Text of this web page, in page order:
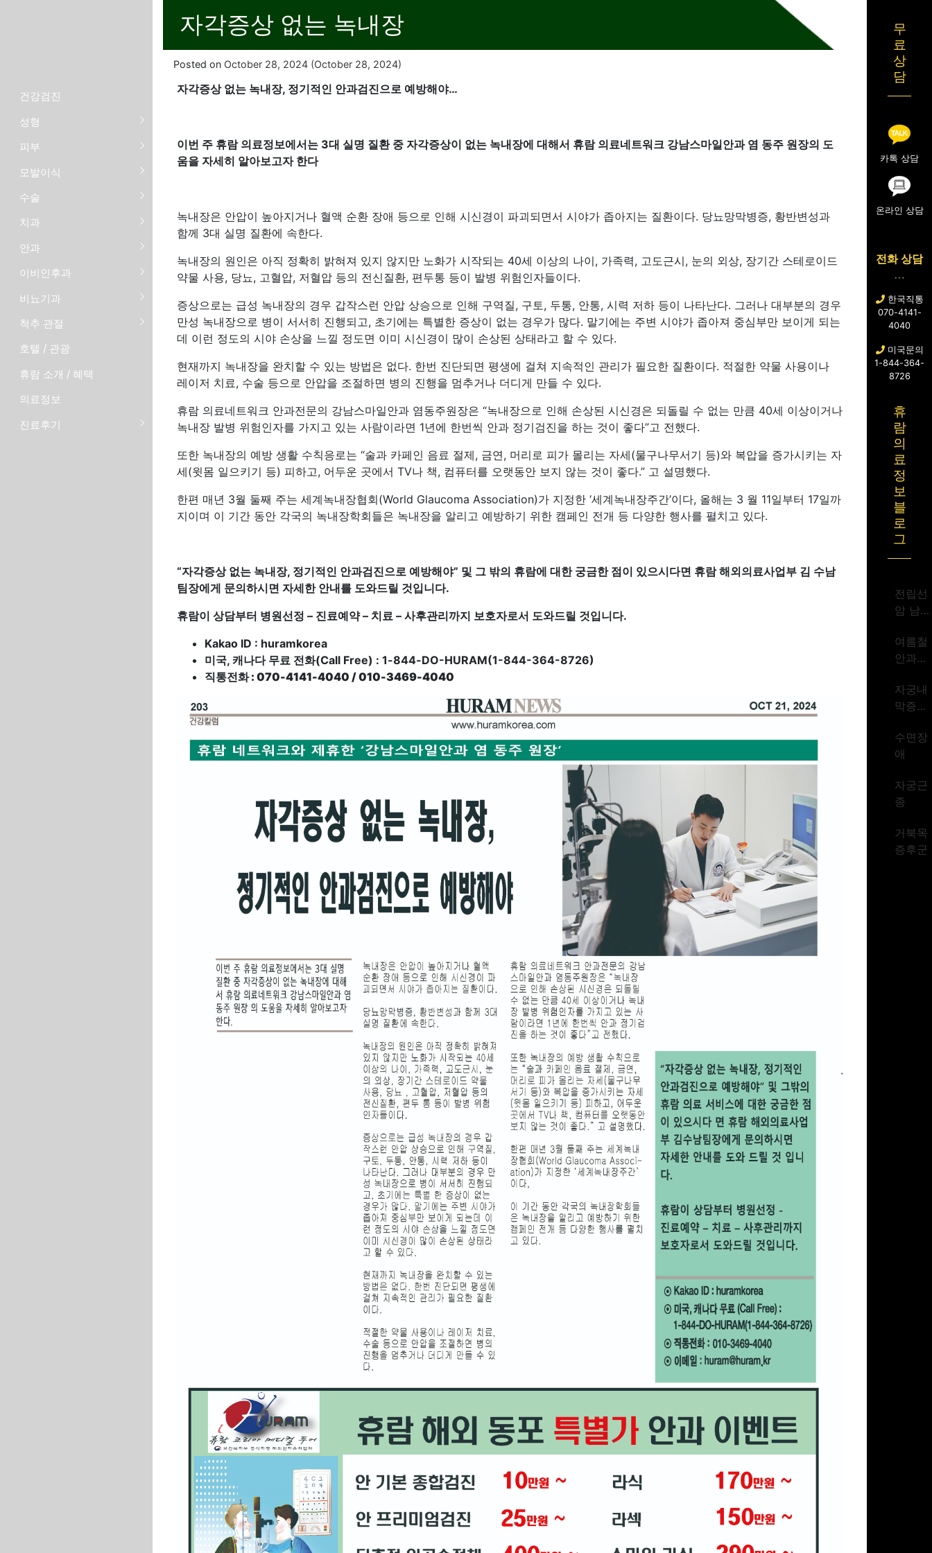
건강검진
성형
피부
모발이식
수술
치과
안과
이비인후과
비뇨기과
척추 관절
호텔 / 관광
휴람 소개 / 혜택
의료정보
진료후기
자각증상 없는 녹내장
Posted on October 28, 2024 (October 28, 2024)
자각증상 없는 녹내장, 정기적인 안과검진으로 예방해야…
이번 주 휴람 의료정보에서는 3대 실명 질환 중 자각증상이 없는 녹내장에 대해서 휴람 의료네트워크 강남스마일안과 염 동주 원장의 도
움을 자세히 알아보고자 한다
녹내장은 안압이 높아지거나 혈액 순환 장애 등으로 인해 시신경이 파괴되면서 시야가 좁아지는 질환이다. 당뇨망막병증, 황반변성과
함께 3대 실명 질환에 속한다.
녹내장의 원인은 아직 정확히 밝혀져 있지 않지만 노화가 시작되는 40세 이상의 나이, 가족력, 고도근시, 눈의 외상, 장기간 스테로이드
약물 사용, 당뇨, 고혈압, 저혈압 등의 전신질환, 편두통 등이 발병 위험인자들이다.
증상으로는 급성 녹내장의 경우 갑작스런 안압 상승으로 인해 구역질, 구토, 두통, 안통, 시력 저하 등이 나타난다. 그러나 대부분의 경우
만성 녹내장으로 병이 서서히 진행되고, 초기에는 특별한 증상이 없는 경우가 많다. 말기에는 주변 시야가 좁아져 중심부만 보이게 되는
데 이런 정도의 시야 손상을 느낄 정도면 이미 시신경이 많이 손상된 상태라고 할 수 있다.
현재까지 녹내장을 완치할 수 있는 방법은 없다. 한번 진단되면 평생에 걸쳐 지속적인 관리가 필요한 질환이다. 적절한 약물 사용이나
레이저 치료, 수술 등으로 안압을 조절하면 병의 진행을 멈추거나 더디게 만들 수 있다.
휴람 의료네트워크 안과전문의 강남스마일안과 염동주원장은 “녹내장으로 인해 손상된 시신경은 되돌릴 수 없는 만큼 40세 이상이거나
녹내장 발병 위험인자를 가지고 있는 사람이라면 1년에 한번씩 안과 정기검진을 하는 것이 좋다”고 전했다.
또한 녹내장의 예방 생활 수칙응로는 “술과 카페인 음료 절제, 금연, 머리로 피가 몰리는 자세(물구나무서기 등)와 복압을 증가시키는 자
세(윗몸 일으키기 등) 피하고, 어두운 곳에서 TV나 책, 컴퓨터를 오랫동안 보지 않는 것이 좋다.” 고 설명했다.
한편 매년 3월 둘째 주는 세계녹내장협회(World Glaucoma Association)가 지정한 ‘세계녹내장주간’이다, 올해는 3 월 11일부터 17일까
지이며 이 기간 동안 각국의 녹내장학회들은 녹내장을 알리고 예방하기 위한 캠페인 전개 등 다양한 행사를 펼치고 있다.
“자각증상 없는 녹내장, 정기적인 안과검진으로 예방해야” 및 그 밖의 휴람에 대한 궁금한 점이 있으시다면 휴람 해외의료사업부 김 수남
팀장에게 문의하시면 자세한 안내를 도와드릴 것입니다.
휴람이 상담부터 병원선정 – 진료예약 – 치료 – 사후관리까지 보호자로서 도와드릴 것입니다.
Kakao ID : huramkorea
미국, 캐나다 무료 전화(Call Free) : 1-844-DO-HURAM(1-844-364-8726)
직통전화 : 070-4141-4040 / 010-3469-4040
무
료
상
담
카톡 상담
온라인 상담
전화 상담
한국직통
070-4141-
4040
미국문의
1-844-364-
8726
휴
람
의
료
정
보
블
로
그
전립선
암 남성
시대
여름철
안과질
자궁내
막증식
수면장
애
자궁근
종
거북목
증후군